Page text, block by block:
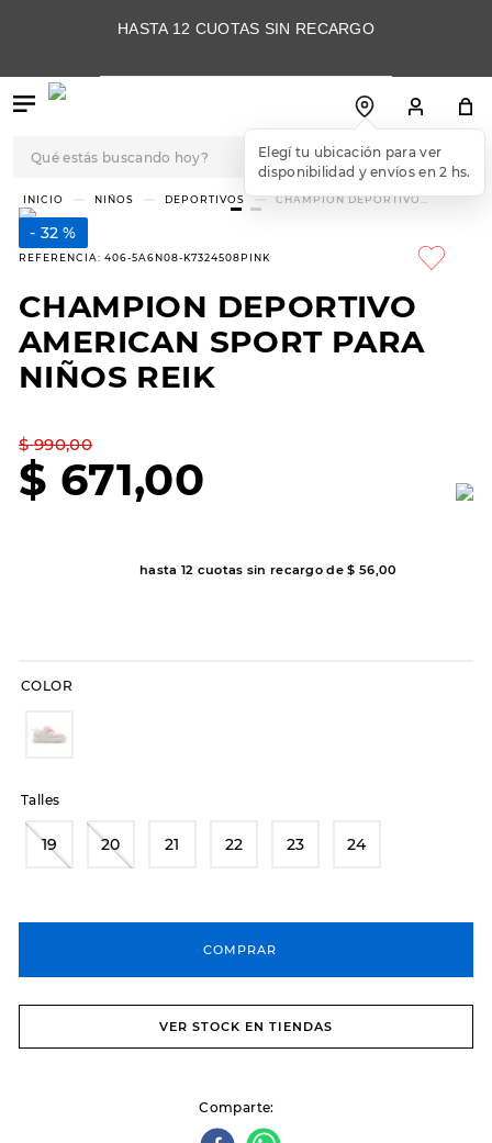
HASTA 12 CUOTAS SIN RECARGO
Elegí tu ubicación para ver
disponibilidad y envíos en 2 hs.
NIÑOS DEPORTIVOS
CHAMPION DEPORTIVO
32 %
REFERENCIA: 406-5A6N08-K7324508PINK
CHAMPION DEPORTIVO
AMERICAN SPORT PARA
NIÑOS REIK
$ 990,00
$ 671,00
hasta 12 cuotas sin recargo de$ 56,00
COLOR
Talles
19 20 21 22 23 24
COMPRAR
VER STOCK EN TIENDAS
Comparte
TÉRMINOS MÁS
BUSCADOS
1.
3.
skechers slip-ins